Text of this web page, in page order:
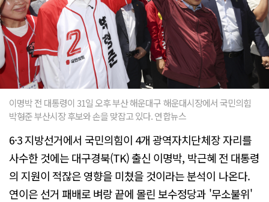
이명박 전 대통령이 31일 오후 부산 해운대구 해운대시장에서 국민의힘
박형준 부산시장 후보와 손을 맞잡고 있다. 연합뉴스
6·3 지방선거에서 국민의힘이 4개 광역자치단체장 자리를
사수한 것에는 대구경북(TK) 출신 이명박, 박근혜 전 대통령
의 지원이 적잖은 영향을 미쳤을 것이라는 분석이 나온다.
연이은 선거 패배로 벼랑 끝에 몰린 보수정당과 '무소불위'